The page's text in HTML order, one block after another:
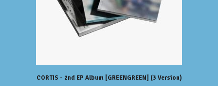
CORTIS - 2nd EP Album [GREENGREEN] (3 Version)